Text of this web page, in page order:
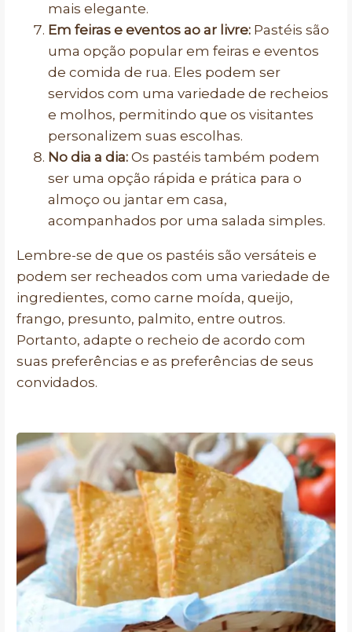
mais elegante.
Em feiras e eventos ao ar livre: Pastéis são
uma opção popular em feiras e eventos
de comida de rua. Eles podem ser
servidos com uma variedade de recheios
e molhos, permitindo que os visitantes
personalizem suas escolhas.
No dia a dia: Os pastéis também podem
ser uma opção rápida e prática para o
almoço ou jantar em casa,
acompanhados por uma salada simples.
Lembre-se de que os pastéis são versáteis e
podem ser recheados com uma variedade de
ingredientes, como carne moída, queijo,
frango, presunto, palmito, entre outros.
Portanto, adapte o recheio de acordo com
suas preferências e as preferências de seus
convidados.